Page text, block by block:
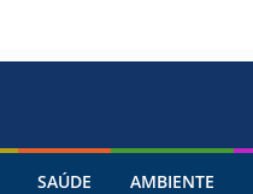
SAÚDE AMBIENTE